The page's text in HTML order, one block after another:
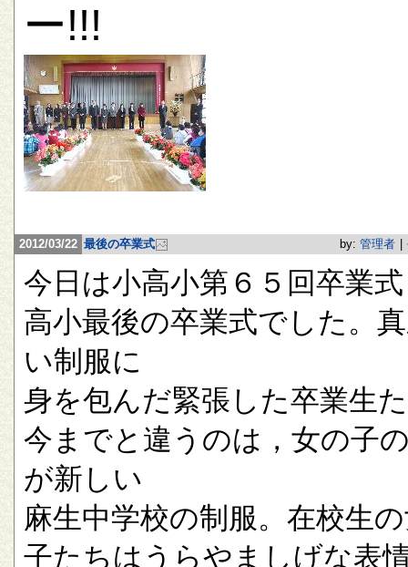
ー!!!
2012/03/22 最後の卒業式 by: 管理者
今日は小高小第６５回卒業
高小最後の卒業式でした。
い制服に
身を包んだ緊張した卒業生
今までと違うのは，女の子
が新しい
麻生中学校の制服。在校生
子たちはうらやましげな表